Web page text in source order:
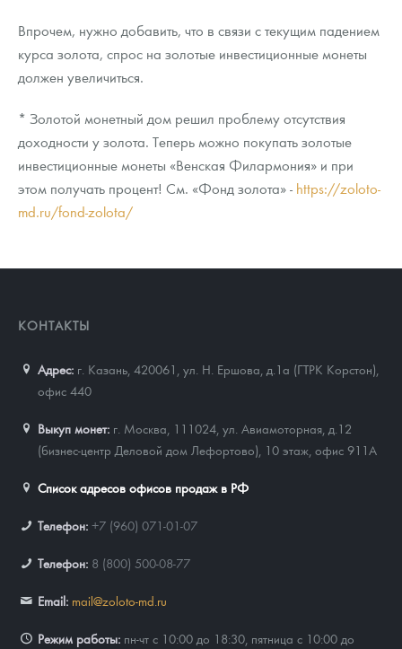
Впрочем, нужно добавить, что в связи с текущим падением
курса золота, спрос на золотые инвестиционные монеты
должен увеличиться.
* Золотой монетный дом решил проблему отсутствия
доходности у золота. Теперь можно покупать золотые
инвестиционные монеты «Венская Филармония» и при
этом получать процент! См. «Фонд золота» - https://zoloto-
md.ru/fond-zolota/
КОНТАКТЫ
Адрес: г. Казань, 420061 ул. Н. Ершова, д.1а (ГТРК Корстон),
офис 440
Выкуп монет: г. Москва, 111024, ул. Авиамоторная, д.12
(бизнес-центр Деловой дом Лефортово), 10 этаж, офис 911А
Список адресов офисов продаж в РФ
Телефон: +7 (960) 071-01-07
Телефон: 8 (800) 500-08-77
Email: mail@zoloto-md.ru
Режим работы: пн-чт с 10:00 до 18:30, пятница с 10:00 до